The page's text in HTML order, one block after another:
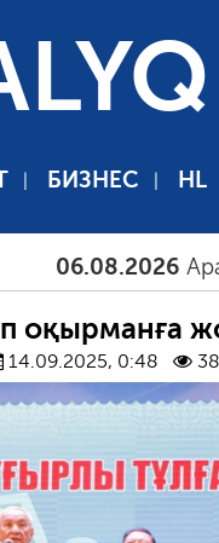
БИЗНЕС HL
Арал.
оқырманға
14.09.2025, 0:48